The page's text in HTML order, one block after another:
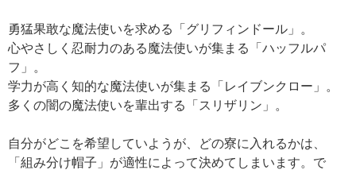
勇猛果敢な魔法使いを求める「グリフィンドール」。
心やさしく忍耐力のある魔法使いが集まる「ハッフルパ
フ」。
学力が高く知的な魔法使いが集まる「レイブンクロー」。
多くの闇の魔法使いを輩出する「スリザリン」。
自分がどこを希望していようが、どの寮に入れるかは、
「組み分け帽子」が適性によって決めてしまいます。で